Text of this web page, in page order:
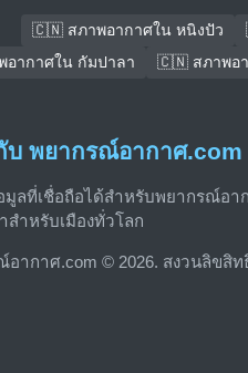
🇨🇳 สภาพอากาศใน หนิงปัว
ากาศใน กัมปาลา
🇨🇳 สภาพอา
บ พยากรณ์อากาศ.com
มูลที่เชื่อถือได้สำหรับพยากรณ์อา
ำหรับเมืองทั่วโลก
อากาศ.com © 2026. สงวนลิขสิท